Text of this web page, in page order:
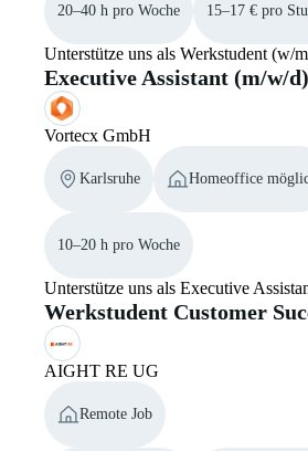
20–40 h pro Woche 15–17 € pro
Unterstütze uns als Werkstudent (w/
Executive Assistant (m/w/d)
Vortecx GmbH
Karlsruhe Homeoffice
10–20 h pro Woche
Unterstütze uns als Executive
Werkstudent Customer
AIGHT RE UG
Remote Job